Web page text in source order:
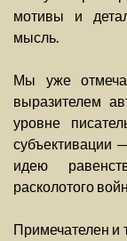
мотивы и
мысль.
Мы уже
выразителем
уровне
субъективации
идею
расколотого
Примечателен и